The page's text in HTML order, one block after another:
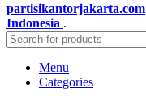
partisikantorjakarta.com
Indonesia .
Menu
Categories